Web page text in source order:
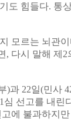
도 힘들다. 통
모르는 뇌관
, 다시 말해 제
)과 22일(민사
선고를 내린
에 불과하지